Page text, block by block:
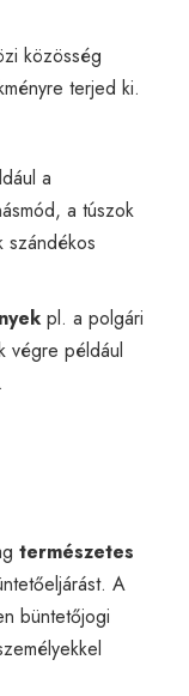
közösség
terjed ki.
a
a túszok
szándékos
pl. a polgári
végre például
természetes
A
büntetőjogi